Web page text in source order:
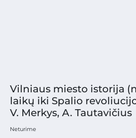
Vilniaus miesto istorija
laikų iki Spalio
V. Merkys, A. Tautavičius
Neturime